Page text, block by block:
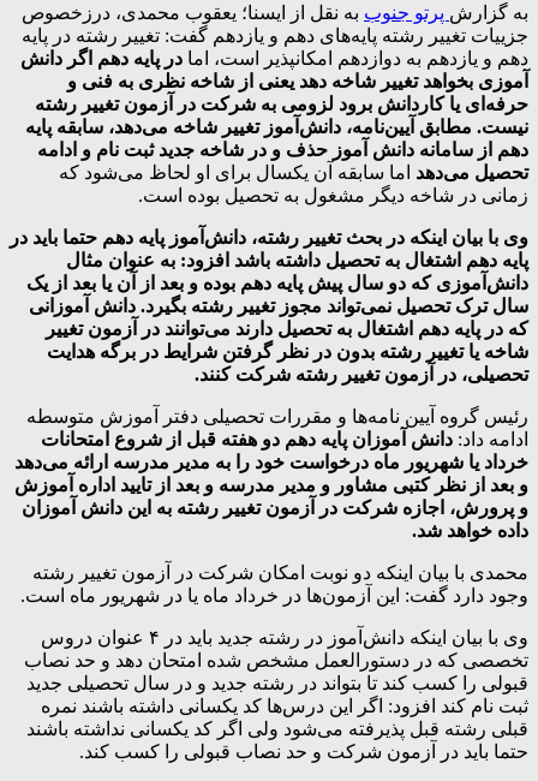
به گزارش پرتو جنوب به نقل از ایسنا؛ یعقوب محمدی، درزخصوص
جزییات تغییر رشته پایه‌های دهم و یازدهم گفت: تغییر رشته در پایه
دهم و یازدهم به دوازدهم امکانپذیر است، اما در پایه دهم اگر دانش
آموزی بخواهد تغییر شاخه دهد یعنی از شاخه نظری به فنی و
حرفه‌ای یا کاردانش برود لزومی به شرکت در آزمون تغییر رشته
نیست. مطابق آیین‌نامه، دانش‌آموز تغییر شاخه می‌دهد، سابقه پایه
دهم از سامانه دانش آموز حذف و در شاخه جدید ثبت نام و ادامه
تحصیل می‌دهد اما سابقه آن یکسال برای او لحاظ می‌شود که
زمانی در شاخه دیگر مشغول به تحصیل بوده است.
وی با بیان اینکه در بحث تغییر رشته، دانش‌آموز پایه دهم حتما باید در
پایه دهم اشتغال به تحصیل داشته باشد افزود: به عنوان مثال
دانش‌آموزی که دو سال پیش پایه دهم بوده و بعد از آن یا بعد از یک
سال ترک تحصیل نمی‌تواند مجوز تغییر رشته بگیرد. دانش آموزانی
که در پایه دهم اشتغال به تحصیل دارند می‌توانند در آزمون تغییر
شاخه یا تغییر رشته بدون در نظر گرفتن شرایط در برگه هدایت
تحصیلی، در آزمون تغییر رشته شرکت کنند.
رئیس گروه آیین نامه‌ها و مقررات تحصیلی دفتر آموزش متوسطه
ادامه داد: دانش آموزان پایه دهم دو هفته قبل از شروع امتحانات
خرداد یا شهریور ماه درخواست خود را به مدیر مدرسه ارائه می‌دهد
و بعد از نظر کتبی مشاور و مدیر مدرسه و بعد از تایید اداره آموزش
و پرورش، اجازه شرکت در آزمون تغییر رشته به این دانش آموزان
داده خواهد شد.
محمدی با بیان اینکه دو نوبت امکان شرکت در آزمون تغییر رشته‌
وجود دارد گفت: این آزمون‌ها در خرداد ماه یا در شهریور ماه است.
وی با بیان اینکه دانش‌آموز در رشته جدید باید در ۴ عنوان دروس
تخصصی که در دستورالعمل مشخص شده امتحان دهد و حد نصاب
قبولی را کسب کند تا بتواند در رشته جدید و در سال تحصیلی جدید
ثبت نام کند افزود: اگر این درس‌ها کد یکسانی داشته باشند نمره
قبلی رشته قبل پذیرفته می‌شود ولی اگر کد یکسانی نداشته باشند
حتما باید در آزمون شرکت و حد نصاب قبولی را کسب کند.